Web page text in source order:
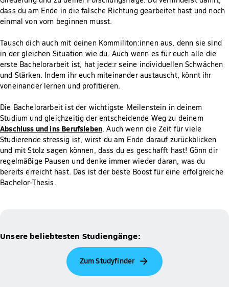
dass du am Ende in die falsche Richtung gearbeitet hast und noch
einmal von vorn beginnen musst.
Tausch dich auch mit deinen Kommiliton:innen aus, denn sie sind
in der gleichen Situation wie du. Auch wenn es für euch alle die
erste Bachelorarbeit ist, hat jede:r seine individuellen Schwächen
und Stärken. Indem ihr euch miteinander austauscht, könnt ihr
voneinander lernen und profitieren.
Die Bachelorarbeit ist der wichtigste Meilenstein in deinem
Studium und gleichzeitig der entscheidende Weg zu deinem
Abschluss und ins Berufsleben. Auch wenn die Zeit für viele
Studierende stressig ist, wirst du am Ende darauf zurückblicken
und mit Stolz sagen können, dass du es geschafft hast! Gönn dir
regelmäßige Pausen und denke immer wieder daran, was du
bereits erreicht hast. Das ist der beste Boost für eine erfolgreiche
Bachelor-Thesis.
Unsere beliebtesten Studiengänge:
Zum Studyfinder